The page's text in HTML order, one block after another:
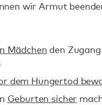
wir Armut
Mädchen den
dem Hungertod
Geburten sicher